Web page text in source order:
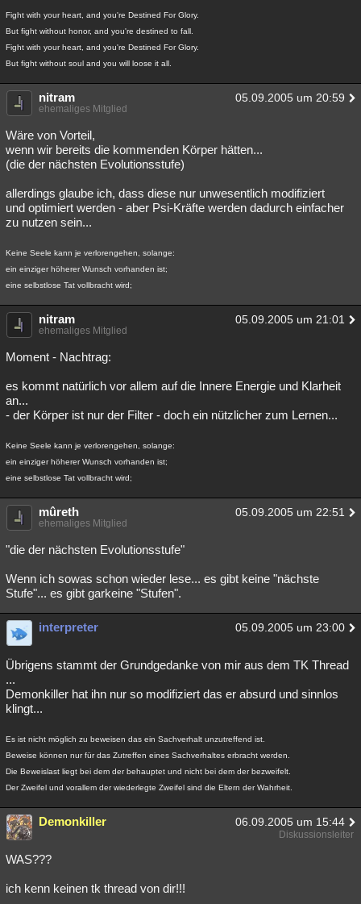
Fight with your heart, and you're Destined For Glory.
But fight without honor, and you're destined to fall.
Fight with your heart, and you're Destined For Glory.
But fight without soul and you will loose it all.
nitram 05.09.2005 um 20:59
ehemaliges Mitglied
Wäre von Vorteil,
wenn wir bereits die kommenden Körper hätten...
(die der nächsten Evolutionsstufe)
allerdings glaube ich, dass diese nur unwesentlich modifiziert
und optimiert werden - aber Psi-Kräfte werden dadurch einfacher
zu nutzen sein...
Keine Seele kann je verlorengehen, solange:
ein einziger höherer Wunsch vorhanden ist;
eine selbstlose Tat vollbracht wird;
nitram 05.09.2005 um 21:01
ehemaliges Mitglied
Moment - Nachtrag:
es kommt natürlich vor allem auf die Innere Energie und Klarheit
an...
- der Körper ist nur der Filter - doch ein nützlicher zum Lernen...
Keine Seele kann je verlorengehen, solange:
ein einziger höherer Wunsch vorhanden ist;
eine selbstlose Tat vollbracht wird;
mûreth 05.09.2005 um 22:51
ehemaliges Mitglied
"die der nächsten Evolutionsstufe"
Wenn ich sowas schon wieder lese... es gibt keine "nächste
Stufe"... es gibt garkeine "Stufen".
interpreter 05.09.2005 um 23:00
Übrigens stammt der Grundgedanke von mir aus dem TK Thread
...
Demonkiller hat ihn nur so modifiziert das er absurd und sinnlos
klingt...
Es ist nicht möglich zu beweisen das ein Sachverhalt unzutreffend ist.
Beweise können nur für das Zutreffen eines Sachverhaltes erbracht werden.
Die Beweislast liegt bei dem der behauptet und nicht bei dem der bezweifelt.
Der Zweifel und vorallem der wiederlegte Zweifel sind die Eltern der Wahrheit.
Demonkiller 06.09.2005 um 15:44
Diskussionsleiter
WAS???
ich kenn keinen tk thread von dir!!!